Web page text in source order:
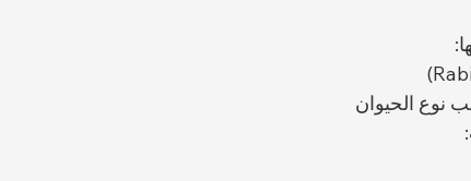
نوع الحيوان